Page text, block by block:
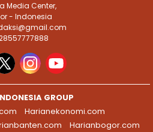
Media Center,
- Indonesia
GROUP
Harianekonomi.com
Harianbogor.com